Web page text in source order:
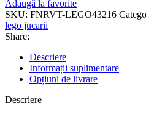
Adaugă la favorite
SKU: FNRVT-LEGO43216
lego jucarii
Share:
Descriere
Informații suplimentare
Opțiuni de livrare
Descriere